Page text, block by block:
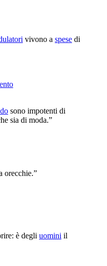
vivono a spese di
sono impotenti di
sia di moda.”
orecchie.”
è degli uomini il